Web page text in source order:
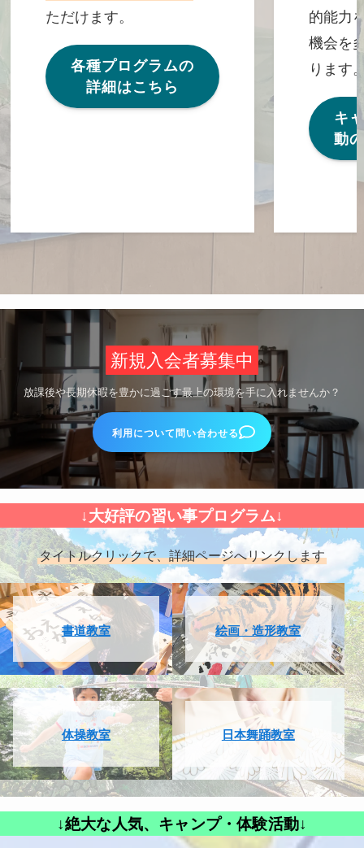
ただけます。
各種プログラムの
詳細はこちら
的能力
機会を
ります
キ
動
新規入会者募集中
放課後や長期休暇を豊かに過ごす最上の環境を手に入れませんか？
利用について問い合わせる
↓大好評の習い事プログラム↓
タイトルクリックで、詳細ページへリンクします
書道教室 絵画・造形教室
体操教室 日本舞踊教室
↓絶大な人気、キャンプ・体験活動↓